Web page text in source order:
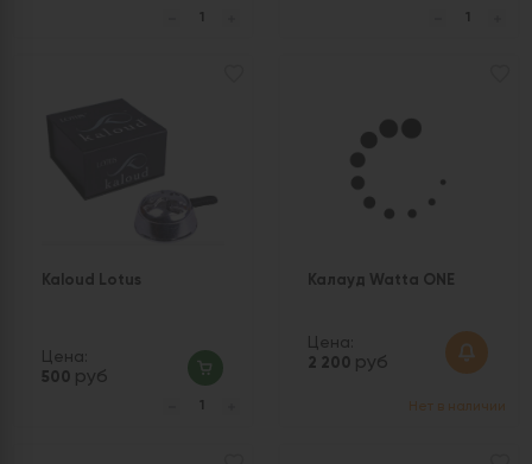
Kaloud Lotus
Цена:
500 руб
Калауд Watta ONE
Цена:
2 200 руб
Нет в наличии